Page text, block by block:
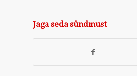
Jaga seda sündmust